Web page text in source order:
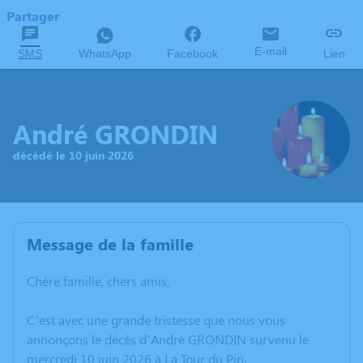
Partager
SMS WhatsApp Facebook E-mail Lien
André GRONDIN
décédé le 10 juin 2026
Message de la famille
Chère famille, chers amis,
C’est avec une grande tristesse que nous vous
annonçons le décès d’André GRONDIN survenu le
mercredi 10 juin 2026 à La Tour du Pin.